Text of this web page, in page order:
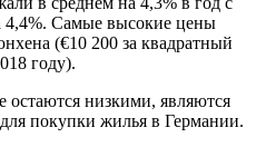
4,4%. Самые высокие цены
(€10 200 за квадратный
году).
остаются низкими, являются
покупки жилья в Германии.